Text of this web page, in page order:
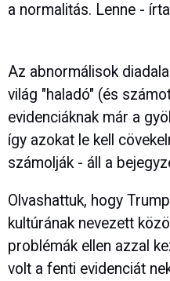
a normalitás. Lenne - írta
Az abnormálisok
világ "haladó" (és
evidenciáknak már a
így azokat le kell
számolják - áll a
Olvashattuk, hogy
kultúrának nevezett
problémák ellen azzal
volt a fenti evidenciát